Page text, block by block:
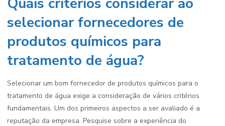
selecionar fornecedores de
produtos químicos para
tratamento de água?
Selecionar um bom fornecedor de produtos químicos para o
tratamento de água exige a consideração de vários critérios
fundamentais. Um dos primeiros aspectos a ser avaliado é a
reputação da empresa. Pesquise sobre a experiência do